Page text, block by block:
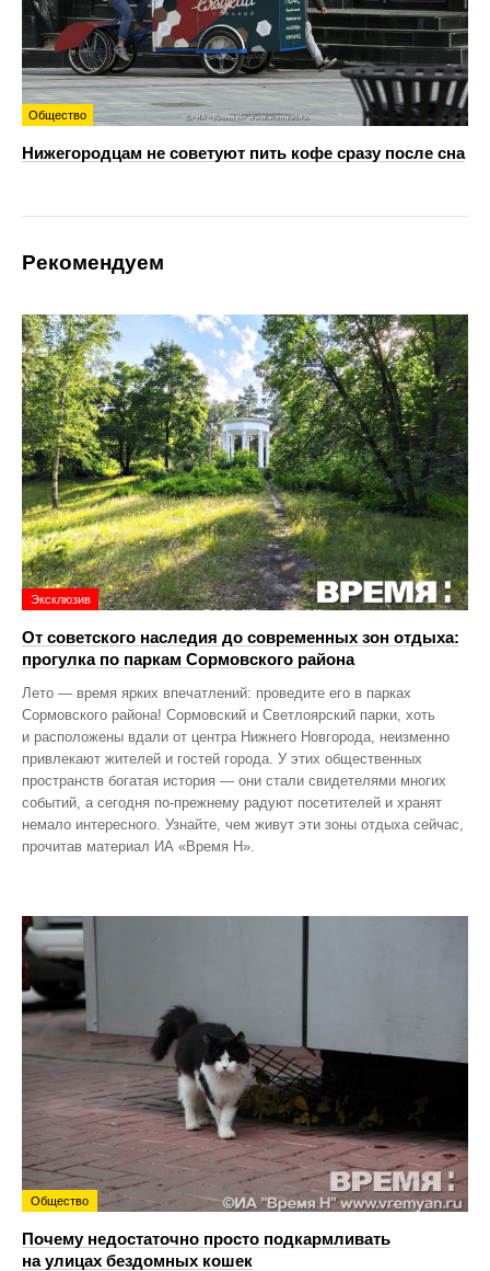
Общество
Нижегородцам не советуют пить кофе сразу после сна
Рекомендуем
Эксклюзив
От советского наследия до современных зон отдыха:
прогулка по паркам Сормовского района
Лето — время ярких впечатлений: проведите его в парках
Сормовского района! Сормовский и Светлоярский парки, хоть
и расположены вдали от центра Нижнего Новгорода, неизменно
привлекают жителей и гостей города. У этих общественных
пространств богатая история — они стали свидетелями многих
событий, а сегодня по‑прежнему радуют посетителей и хранят
немало интересного. Узнайте, чем живут эти зоны отдыха сейчас,
прочитав материал ИА «Время Н».
Общество
Почему недостаточно просто подкармливать
на улицах бездомных кошек